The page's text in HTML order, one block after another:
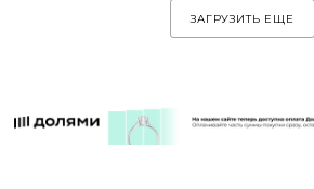
ЗАГРУЗИТЬ ЕЩЕ